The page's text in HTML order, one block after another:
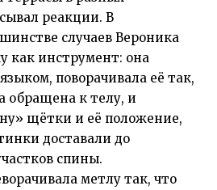
реакции. В
случаев Вероника
как инструмент: она
поворачивала её так,
обращена к телу, и
щётки и её положение,
доставали до
спины.
метлу так, что